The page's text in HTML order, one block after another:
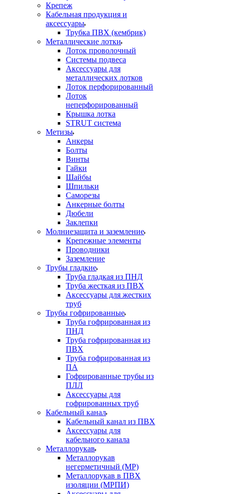
Крепеж
Кабельная продукция и
аксессуары
Трубка ПВХ (кембрик)
Металлические лотки
Лоток проволочный
Системы подвеса
Аксессуары для
металлических лотков
Лоток перфорированный
Лоток
неперфорированный
Крышка лотка
STRUT система
Метизы
Анкеры
Болты
Винты
Гайки
Шайбы
Шпильки
Саморезы
Анкерные болты
Дюбели
Заклепки
Молниезащита и заземление
Крепежные элементы
Проводники
Заземление
Трубы гладкие
Труба гладкая из ПНД
Труба жесткая из ПВХ
Аксессуары для жестких
труб
Трубы гофрированные
Труба гофрированная из
ПНД
Труба гофрированная из
ПВХ
Труба гофрированная из
ПА
Гофрированные трубы из
ПЛЛ
Аксессуары для
гофрированных труб
Кабельный канал
Кабельный канал из ПВХ
Аксессуары для
кабельного канала
Металлорукав
Металлорукав
негерметичный (МР)
Металлорукав в ПВХ
изоляции (МРПИ)